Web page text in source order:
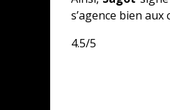
s’agence bien
4.5/5